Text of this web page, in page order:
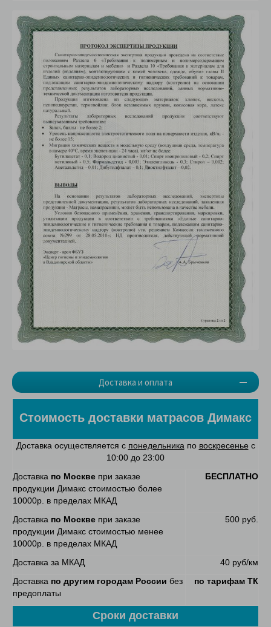
Доставка и оплата
Стоимость доставки матрасов Димакс
Доставка осуществляется с понедельникапо воскресенье с
10:00 до 23:00
Доставка по Москве при заказе
продукции Димакс стоимостью более
10000р. в пределах МКАД
БЕСПЛАТНО
Доставка по Москве при заказе
продукции Димакс стоимостью менее
10000р. в пределах МКАД
500 руб.
Доставка за МКАД
40 руб/км
Доставка по другим городам России без
предоплаты
по тарифам ТК
Сроки доставки